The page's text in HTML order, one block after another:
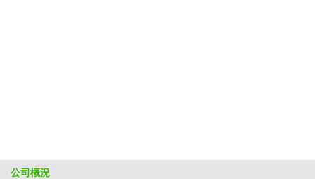
公司概況